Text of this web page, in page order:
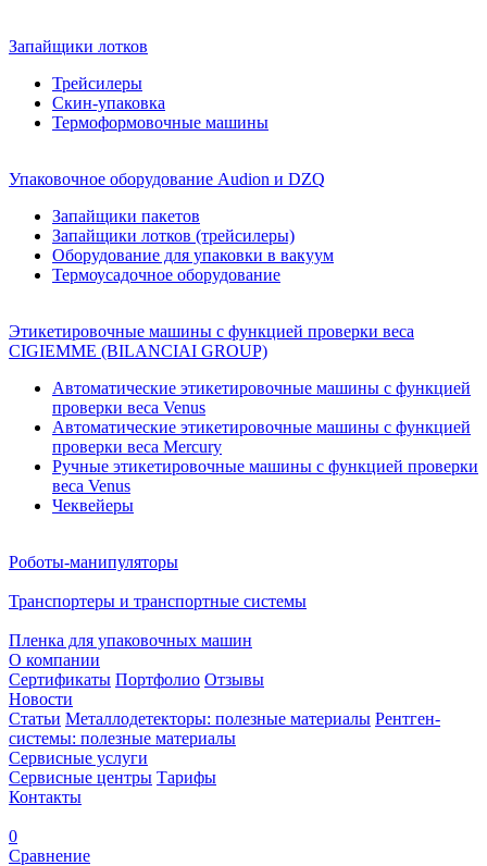
Запайщики лотков
Трейсилеры
Скин-упаковка
Термоформовочные машины
Упаковочное оборудование Audion и DZQ
Запайщики пакетов
Запайщики лотков (трейсилеры)
Оборудование для упаковки в вакуум
Термоусадочное оборудование
Этикетировочные машины с функцией проверки веса
CIGIEMME (BILANCIAI GROUP)
Автоматические этикетировочные машины с функцией
проверки веса Venus
Автоматические этикетировочные машины с функцией
проверки веса Mercury
Ручные этикетировочные машины с функцией проверки
веса Venus
Чеквейеры
Роботы-манипуляторы
Транспортеры и транспортные системы
Пленка для упаковочных машин
О компании
Сертификаты Портфолио Отзывы
Новости
Статьи Металлодетекторы: полезные материалы Рентген-
системы: полезные материалы
Сервисные услуги
Сервисные центры Тарифы
Контакты
0
Сравнение